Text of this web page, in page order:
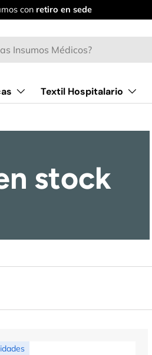
conretiro en sede
Textil Hospitalario
stock